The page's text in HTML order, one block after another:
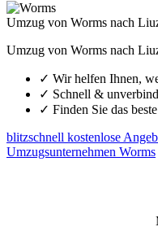
Umzug von Worms nach
Umzug von Worms nach
✓ Wir helfen Ihnen,
✓ Schnell &
✓ Finden Sie das
blitzschnell kostenlose
Umzugsunternehmen Worms